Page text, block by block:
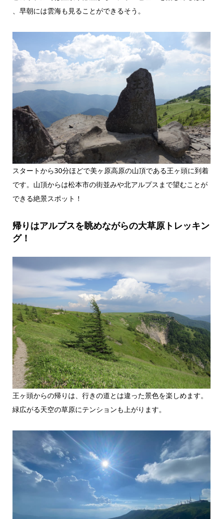
、早朝には雲海も見ることができるそう。
スタートから30分ほどで美ヶ原高原の山頂である王ヶ頭に到着
です。山頂からは松本市の街並みや北アルプスまで望むことが
できる絶景スポット！
帰りはアルプスを眺めながらの大草原トレッキン
グ！
王ヶ頭からの帰りは、行きの道とは違った景色を楽しめます。
緑広がる天空の草原にテンションも上がります。